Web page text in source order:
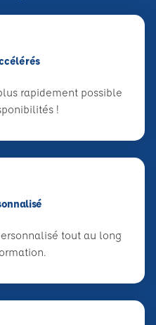
rapidement possible
!
tout au long